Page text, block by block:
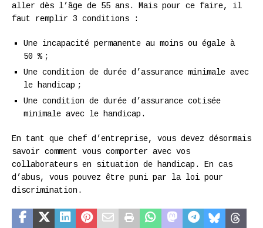
aller dès l’âge de 55 ans. Mais pour ce faire, il
faut remplir 3 conditions :
Une incapacité permanente au moins ou égale à
50 % ;
Une condition de durée d’assurance minimale avec
le handicap ;
Une condition de durée d’assurance cotisée
minimale avec le handicap.
En tant que chef d’entreprise, vous devez désormais
savoir comment vous comporter avec vos
collaborateurs en situation de handicap. En cas
d’abus, vous pouvez être puni par la loi pour
discrimination.